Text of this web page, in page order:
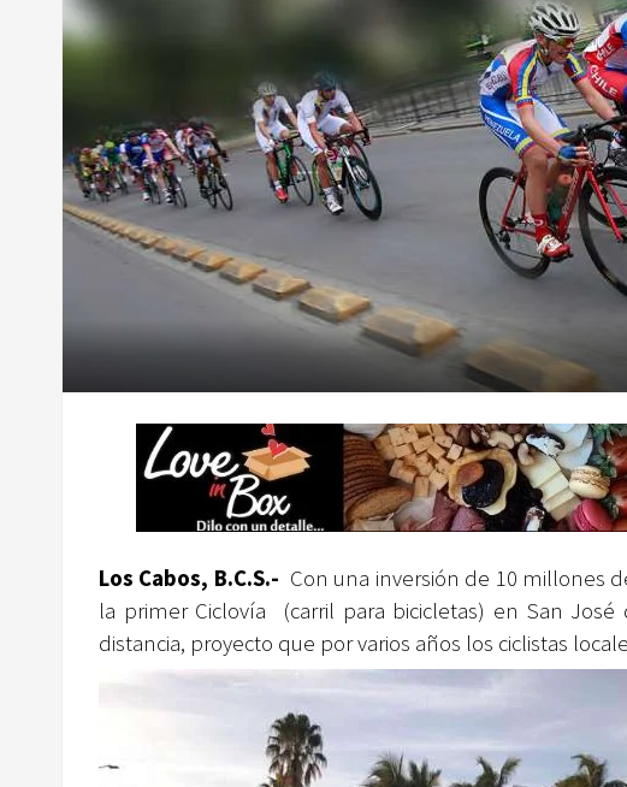
Los Cabos, B.C.S.- Con una inversión de 10 millones
la primer Ciclovía (carril para bicicletas) en San
distancia, proyecto que por varios años los ciclistas